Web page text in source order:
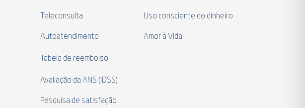
Teleconsulta
Autoatendimento
Tabela de reembolso
Avaliação da ANS (IDSS)
Pesquisa de satisfação
Uso consciente do dinheiro
Amor à Vida